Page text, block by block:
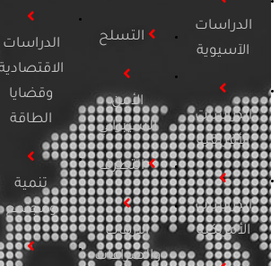
الدراسات
الآسيوية
الدراسات
الأفريقية
الدراسات
الأمريكية
التسلح
الأمن
السيبراني
التطرف
الإرهاب
والصراعات
الدراسات
الاقتصادية
وقضايا
الطاقة
تنمية
ومجتمع